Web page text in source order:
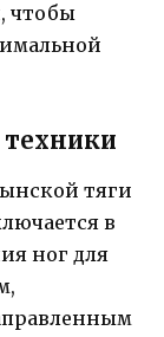
чтобы
тяги
в
ног для